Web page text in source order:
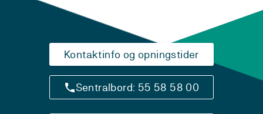
Kontaktinfo og opningstider
Sentralbord: 55 58 58 00